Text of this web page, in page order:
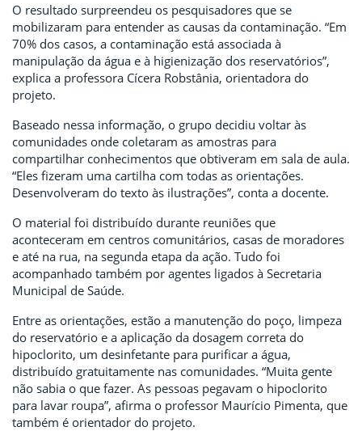
O resultado surpreendeu os pesquisadores que se
mobilizaram para entender as causas da contaminação. “Em
70% dos casos, a contaminação está associada à
manipulação da água e à higienização dos reservatórios”,
explica a professora Cícera Robstânia, orientadora do
projeto.
Baseado nessa informação, o grupo decidiu voltar às
comunidades onde coletaram as amostras para
compartilhar conhecimentos que obtiveram em sala de aula.
“Eles fizeram uma cartilha com todas as orientações.
Desenvolveram do texto às ilustrações”, conta a docente.
O material foi distribuído durante reuniões que
aconteceram em centros comunitários, casas de moradores
e até na rua, na segunda etapa da ação. Tudo foi
acompanhado também por agentes ligados à Secretaria
Municipal de Saúde.
Entre as orientações, estão a manutenção do poço, limpeza
do reservatório e a aplicação da dosagem correta do
hipoclorito, um desinfetante para purificar a água,
distribuído gratuitamente nas comunidades. “Muita gente
não sabia o que fazer. As pessoas pegavam o hipoclorito
para lavar roupa”, afirma o professor Maurício Pimenta, que
também é orientador do projeto.